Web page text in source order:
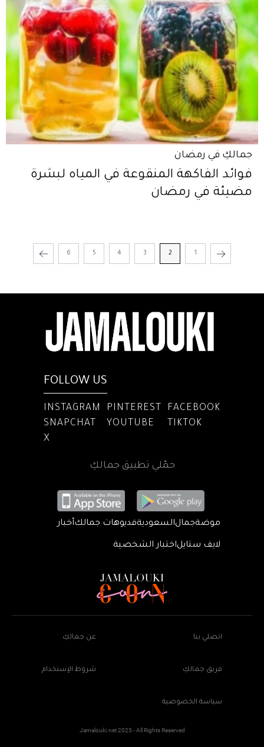
جمالكِ في رمضان
فوائد الفاكهة المنقوعة في المياه لبشرة
مضيئة في رمضان
1
2
3
4
5
6
FOLLOW US
INSTAGRAM PINTEREST
FACEBOOK
SNAPCHAT
YOUTUBE
TIKTOK
X
حمّلي تطبيق جمالكِ
موضةجمالالسعوديةفديوهات جمالكأخبار
لايف ستايلاختبار الشخصية
اتصلي بنا عن جمالكِ
فريق جمالكِ شروط الإستخدام
سياسة الخصوصية
Jamalouki.net 2025 - All Rights Reserved